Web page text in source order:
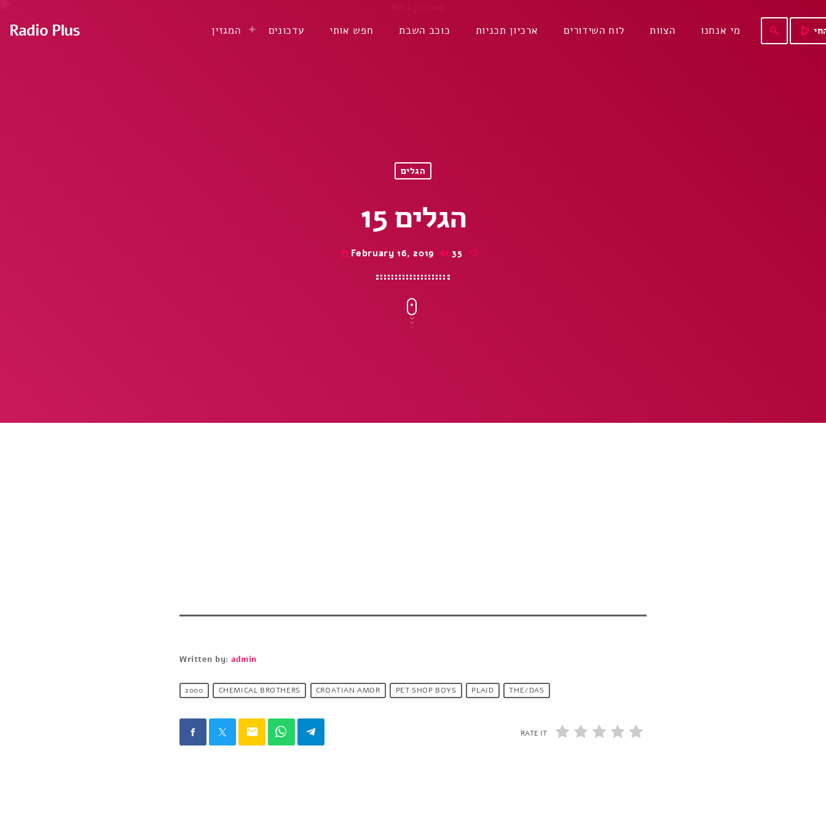
Radio Plus המגזין עדכונים חפש אותי כוכב השבת ארכיון תכניות לוח השידורים הצוות מי אנחנו search play_arrow
הגלים
הגלים 15
today February 16, 2019 35
Written by:admin
2000 CHEMICAL BROTHERS CROATIAN AMOR PET SHOP BOYS PLAID THE/DAS
email RATE IT